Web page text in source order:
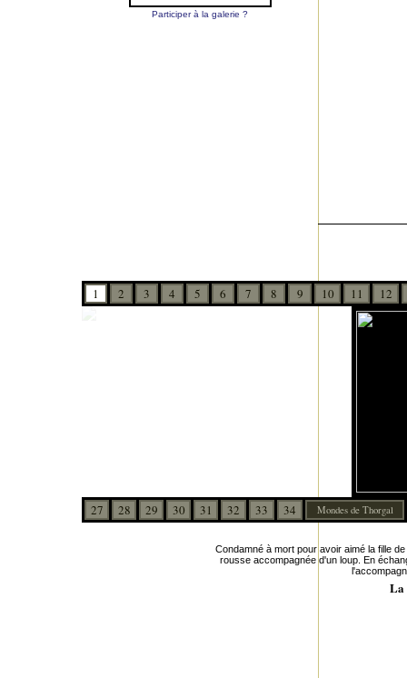
Participer à la galerie ?
1 2 3 4 5 6 7 8 9 10 11 12
27 28 29 30 31 32 33 34 Mondes de Thorgal
Condamné à mort pour avoir aimé la fille
rousse accompagnée d'un loup. En
La